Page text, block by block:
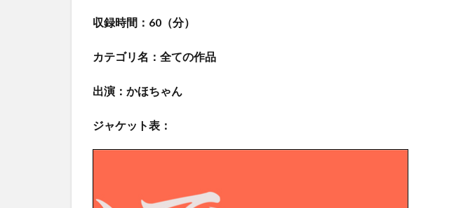
収録時間：60（分）
カテゴリ名：全ての作品
出演：かほちゃん
ジャケット表：